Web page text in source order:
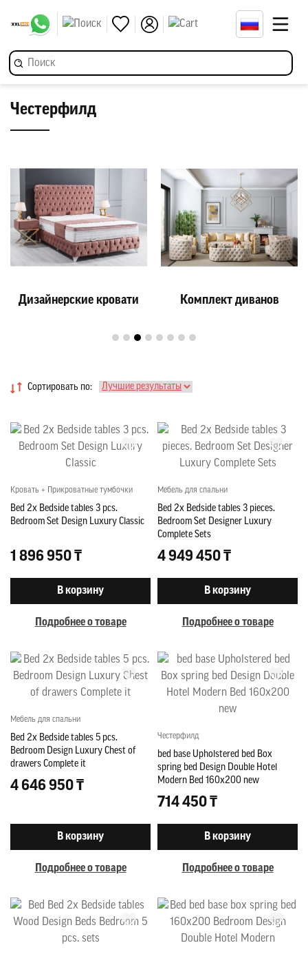
Честерфилд
Дизайнерские кровати Комплект диванов
Сортировать по:
Кровать + Прикроватные тумбочки
Bed 2x Bedside tables 3 pcs.
Bedroom Set Design Luxury Classic
1 896 950 ₸
В корзину
Подробнее о товаре
Мебель для спальни
Bed 2x Bedside tables 3 pieces.
Bedroom Set Designer Luxury
Complete Sets
4 949 450 ₸
В корзину
Подробнее о товаре
Мебель для спальни
Bed 2x Bedside tables 5 pcs.
Bedroom Design Luxury Chest of
drawers Complete it
4 646 950 ₸
В корзину
Подробнее о товаре
Честерфилд
bed base Upholstered bed Box
spring bed Design Double Hotel
Modern Bed 160x200 new
714 450 ₸
В корзину
Подробнее о товаре